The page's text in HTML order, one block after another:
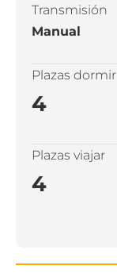
Transmisión
Manual
Plazas dormir
4
Plazas viajar
4